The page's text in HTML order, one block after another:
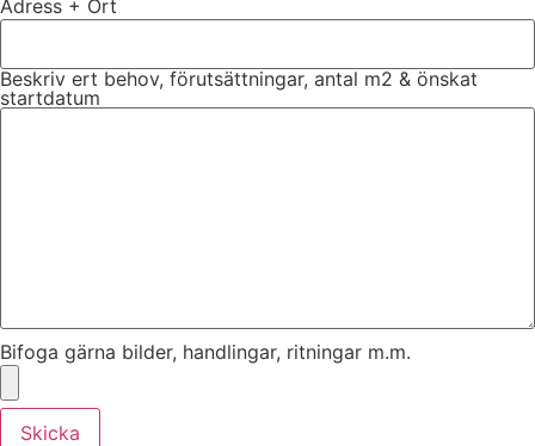
Adress + Ort
Beskriv ert behov, förutsättningar, antal m2 & önskat
startdatum
Bifoga gärna bilder, handlingar, ritningar m.m.
Skicka